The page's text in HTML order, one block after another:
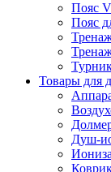
Пояс
Пояс
Товары для
Душ-